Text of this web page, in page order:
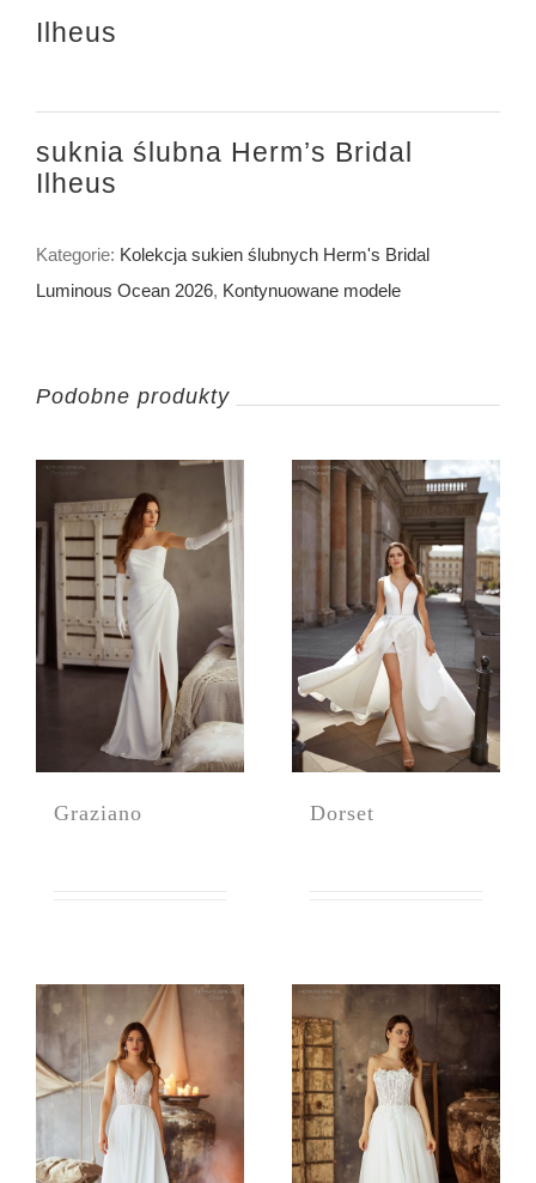
Ilheus
suknia ślubna Herm’s Bridal
Ilheus
Kategorie: Kolekcja sukien ślubnych Herm's Bridal
Luminous Ocean 2026, Kontynuowane modele
Podobne produkty
Graziano Dorset